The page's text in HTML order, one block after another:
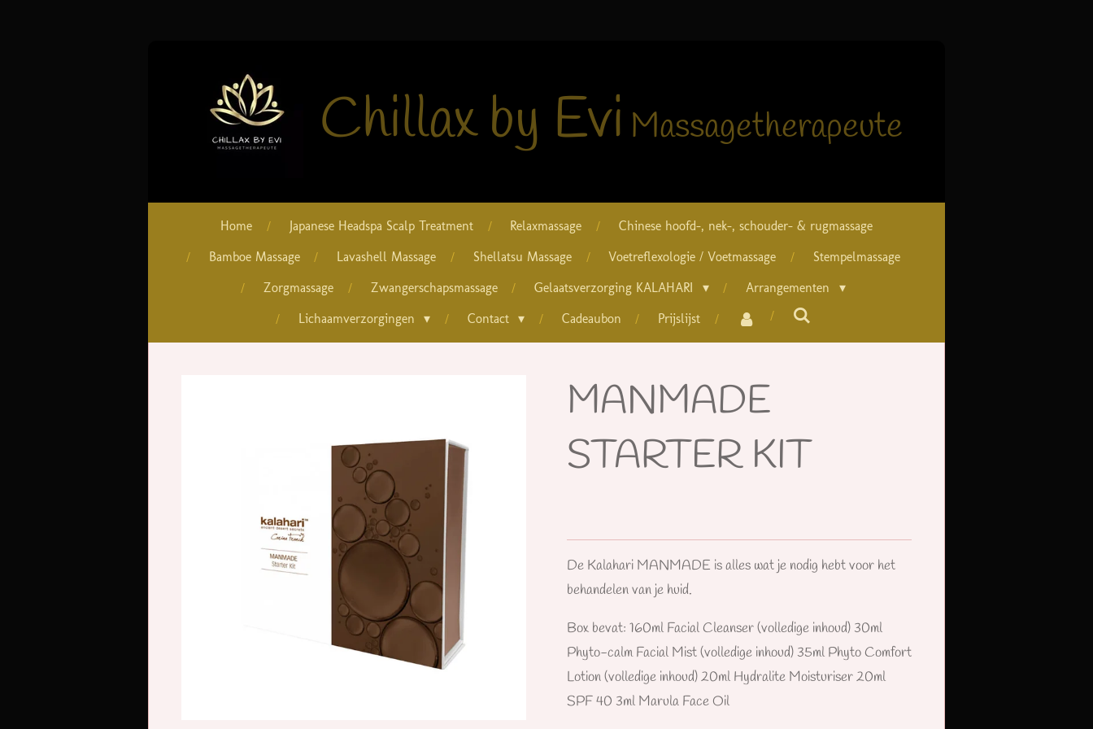
Chillax by Evi Massagetherapeute
Home Japanese Headspa Scalp Treatment Relaxmassage
Chinese hoofd-, nek-, schouder- & rugmassage
Bamboe Massage
Lavashell Massage Shellatsu Massage Voetreflexologie / Voetmassage
Stempelmassage
Zorgmassage
Zwangerschapsmassage Gelaatsverzorging KALAHARI
Arrangementen
Lichaamverzorgingen
Contact Cadeaubon Prijslijst
MANMADE
STARTER KIT
De Kalahari MANMADE is alles wat je nodig hebt voor het
behandelen van je huid.
Box bevat: 160ml Facial Cleanser (volledige inhoud) 30ml
Phyto-calm Facial Mist (volledige inhoud) 35ml Phyto Comfort
Lotion (volledige inhoud) 20ml Hydralite Moisturiser 20ml
SPF 40 3ml Marula Face Oil